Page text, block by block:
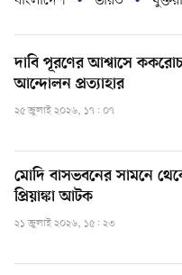
দাবি পূরণের আশ্বাসে ককরোচ
আন্দোলন প্রত্যাহার
২৫ জুলাই ২০২৬, ১৭: ০৭
মোদি বাসভবনের সামনে
প্রিয়াঙ্কা আটক
২১ জুলাই ২০২৬, ১৫: ২৩